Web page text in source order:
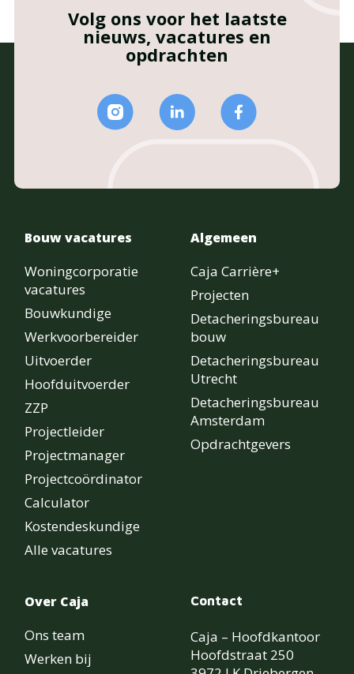
Volg ons voor het laatste
nieuws, vacatures en
opdrachten
Bouw vacatures
Woningcorporatie
vacatures
Bouwkundige
Werkvoorbereider
Uitvoerder
Hoofduitvoerder
ZZP
Projectleider
Projectmanager
Projectcoördinator
Calculator
Kostendeskundige
Alle vacatures
Algemeen
Caja Carrière+
Projecten
Detacheringsbureau
bouw
Detacheringsbureau
Utrecht
Detacheringsbureau
Amsterdam
Opdrachtgevers
Over Caja
Ons team
Werken bij
Contact
Caja – Hoofdkantoor
Hoofdstraat 250